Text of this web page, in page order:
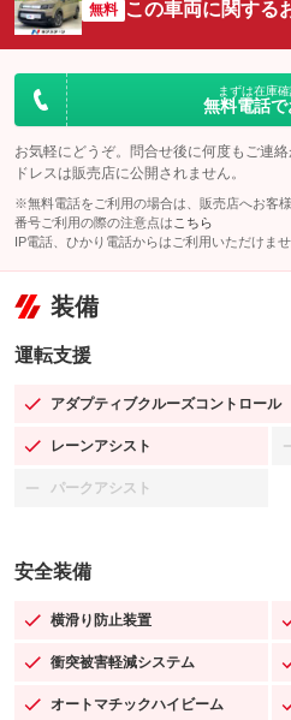
無料 この車両に関する
まずは在庫
無料電話
お気軽にどうぞ。問合せ後に何度もご連
ドレスは販売店に公開されません。
※無料電話をご利用の場合は、販売店へお客
番号ご利用の際の注意点は こちら
IP電話、ひかり電話からはご利用いただけませ
装備
運転支援
アダプティブクルーズコントロール
：装備あり
レーンアシスト
：装備あり
パークアシスト
：装備なし
安全装備
横滑り防止装置
：装備あり
衝突被害軽減システム
：装備あり
オートマチックハイビーム
：装備あり